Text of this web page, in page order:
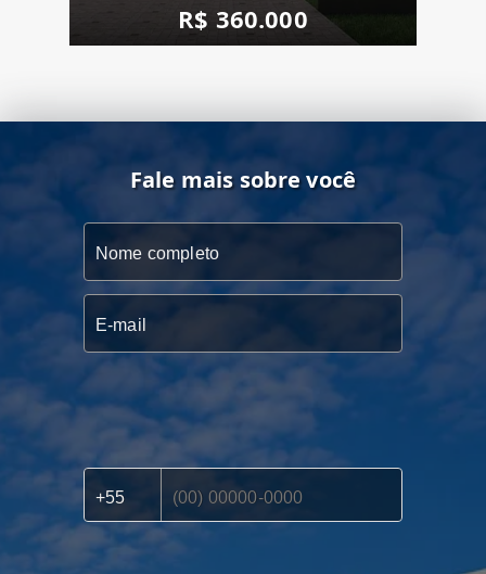
R$ 360.000
Fale mais sobre você